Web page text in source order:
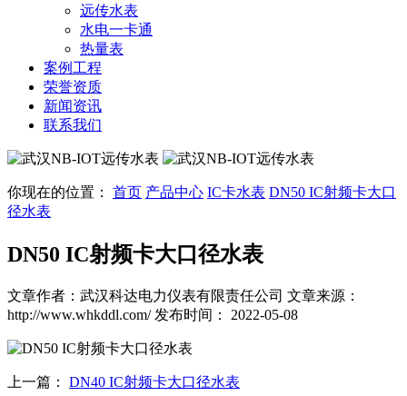
远传水表
水电一卡通
热量表
案例工程
荣誉资质
新闻资讯
联系我们
你现在的位置： 首页 产品中心 IC卡水表 DN50 IC射频卡大口
径水表
DN50 IC射频卡大口径水表
文章作者：武汉科达电力仪表有限责任公司 文章来源：
http://www.whkddl.com/ 发布时间： 2022-05-08
上一篇： DN40 IC射频卡大口径水表